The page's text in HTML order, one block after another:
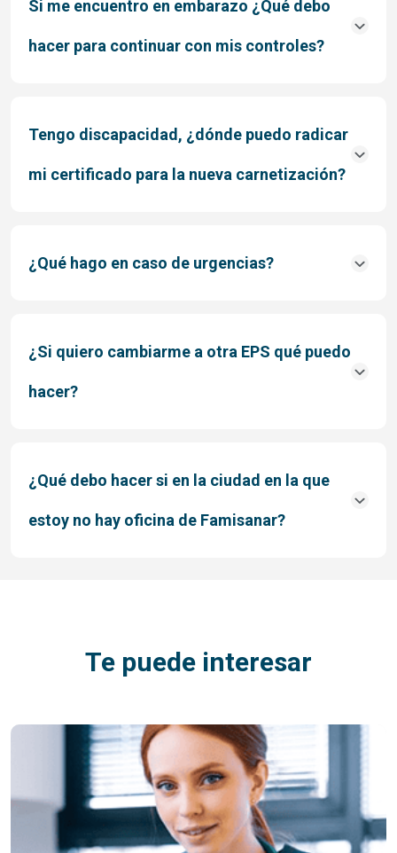
Si me encuentro en embarazo ¿Qué debo
hacer para continuar con mis controles?
Tengo discapacidad, ¿dónde puedo radicar
mi certificado para la nueva carnetización?
¿Qué hago en caso de urgencias?
¿Si quiero cambiarme a otra EPS qué puedo
hacer?
¿Qué debo hacer si en la ciudad en la que
estoy no hay oficina de Famisanar?
Te puede interesar